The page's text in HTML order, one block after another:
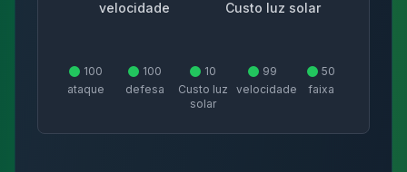
Custo luz solar
velocidade
100
ataque
100
defesa
10
Custo luz
solar
99
velocidade
50
faixa